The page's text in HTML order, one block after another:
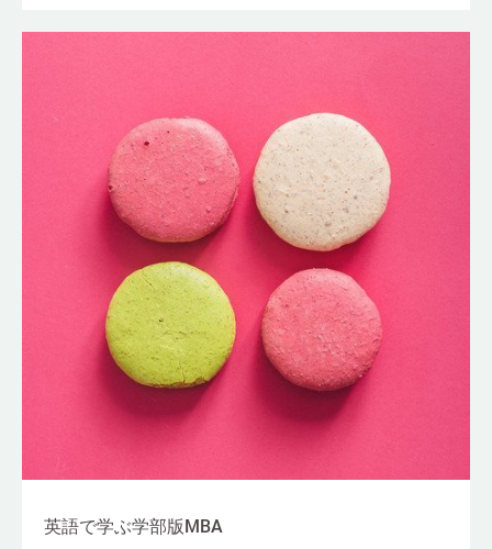
英語で学ぶ学部版MBA